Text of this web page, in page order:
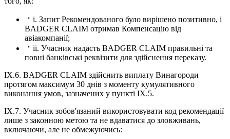
i. Запит Рекомендованого було вирішено позитивно, і
BADGER CLAIM отримав Компенсацію від
авіакомпанії;
ii. Учасник надасть BADGER CLAIM правильні та
повні банківські реквізити для здійснення переказу.
IX.6. BADGER CLAIM здійснить виплату Винагороди
протягом максимум 30 днів з моменту кумулятивного
виконання умов, зазначених у пункті IX.5.
IX.7. Учасник зобов'язаний використовувати код рекомендації
лише з законною метою та не вдаватися до зловживань,
включаючи, але не обмежуючись: